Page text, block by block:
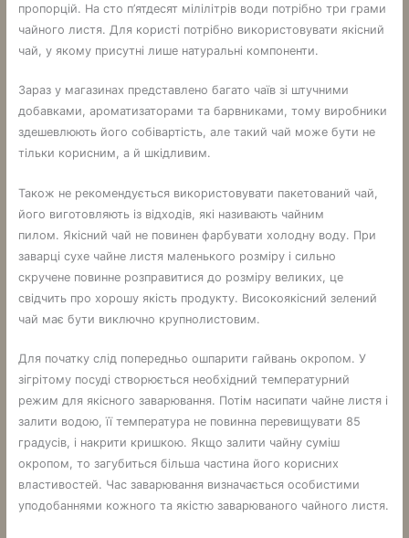
пропорцій. На сто п’ятдесят мілілітрів води потрібно три грами
чайного листя. Для користі потрібно використовувати якісний
чай, у якому присутні лише натуральні компоненти.
Зараз у магазинах представлено багато чаїв зі штучними
добавками, ароматизаторами та барвниками, тому виробники
здешевлюють його собівартість, але такий чай може бути не
тільки корисним, а й шкідливим.
Також не рекомендується використовувати пакетований чай,
його виготовляють із відходів, які називають чайним
пилом. Якісний чай не повинен фарбувати холодну воду. При
заварці сухе чайне листя маленького розміру і сильно
скручене повинне розправитися до розміру великих, це
свідчить про хорошу якість продукту. Високоякісний зелений
чай має бути виключно крупнолистовим.
Для початку слід попередньо ошпарити гайвань окропом. У
зігрітому посуді створюється необхідний температурний
режим для якісного заварювання. Потім насипати чайне листя і
залити водою, її температура не повинна перевищувати 85
градусів, і накрити кришкою. Якщо залити чайну суміш
окропом, то загубиться більша частина його корисних
властивостей. Час заварювання визначається особистими
уподобаннями кожного та якістю заварюваного чайного листя.